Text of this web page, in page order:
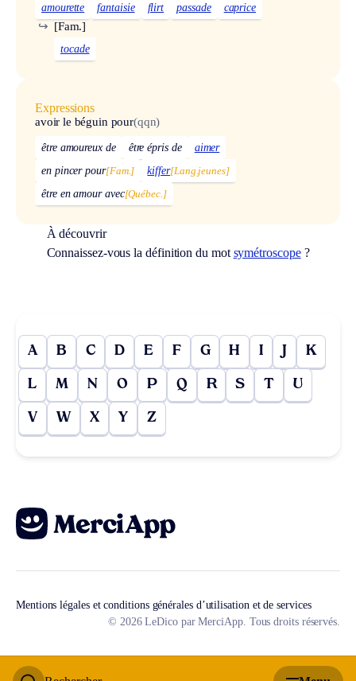
amourette fantaisie flirt passade caprice
[Fam.]
↪
tocade
Expressions
avoir le béguin pour(qqn)
être amoureux de être épris de
aimer
en pincer pour[Fam.] kiffer[Lang.jeunes]
être en amour avec[Québec.]
À découvrir
Connaissez-vous la définition du mot symétroscope?
A B C D E F G H I J K
L M N O P Q R S T U
V W X Y Z
Mentions légales et conditions générales d’utilisation et de services
© 2026 LeDico par MerciApp. Tous droits réservés.